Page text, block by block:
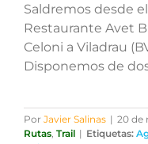
Saldremos desde
Restaurante Avet
Celoni a Viladrau
Disponemos de
Por Javier Salinas | 20 de
Rutas, Trail | Etiquetas: